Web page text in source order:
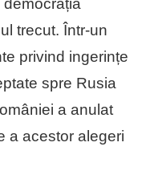
trecut. Într-un
privind ingerințe
spre Rusia
a anulat
a acestor alegeri